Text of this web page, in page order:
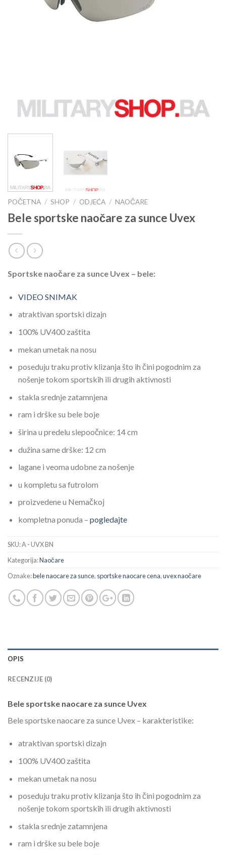
POČETNA / SHOP / ODJEĆA / NAOČARE
Bele sportske naočare za sunce Uvex
Sportske naočare za sunce Uvex – bele:
VIDEO SNIMAK
atraktivan sportski dizajn
100% UV400 zaštita
mekan umetak na nosu
poseduju traku protiv klizanja što ih čini pogodnim za
nošenje tokom sportskih ili drugih aktivnosti
stakla srednje zatamnjena
ram i drške su bele boje
širina u predelu slepoočnice: 14 cm
dužina same drške: 12 cm
lagane i veoma udobne za nošenje
u kompletu sa futrolom
proizvedene u Nemačkoj
kompletna ponuda – pogledajte
SKU:A - UVX BN
Kategorija:Naočare
Oznake:bele naocare za sunce, sportske naocare cena,uvex naočare
OPIS
RECENZIJE (0)
Bele sportske naocare za sunce Uvex
Bele sportske naocare za sunce Uvex – karakteristike:
atraktivan sportski dizajn
100% UV400 zaštita
mekan umetak na nosu
poseduju traku protiv klizanja što ih čini pogodnim za
nošenje tokom sportskih ili drugih aktivnosti
stakla srednje zatamnjena
ram i drške su bele boje